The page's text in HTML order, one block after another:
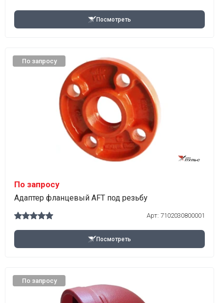
Посмотреть
По запросу
По запросу
Адаптер фланцевый AFT под резьбу
Арт: 7102030800001
Посмотреть
По запросу